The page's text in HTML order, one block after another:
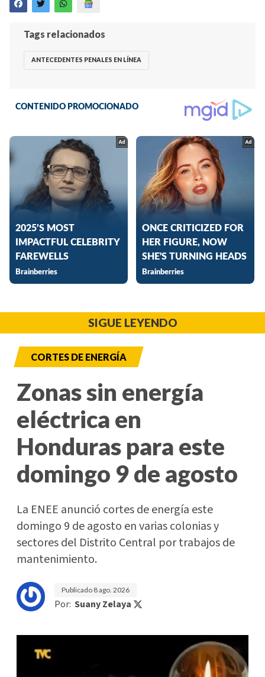
Tags relacionados
ANTECEDENTES PENALES EN LÍNEA
SIGUE LEYENDO
CORTES DE ENERGÍA
Zonas sin energía
eléctrica en
Honduras para este
domingo 9 de agosto
La ENEE anunció cortes de energía este
domingo 9 de agosto en varias colonias y
sectores del Distrito Central por trabajos de
mantenimiento.
Publicado 8 ago. 2026
Por: Suany Zelaya